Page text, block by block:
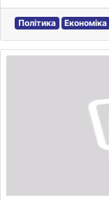
Політика Економіка